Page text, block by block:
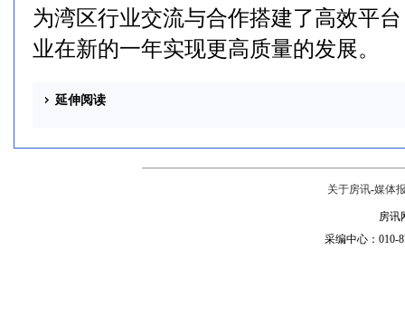
为湾区行业交流与合作搭建了高效平
业在新的一年实现更高质量的发展。
延伸阅读
关于房讯-媒体
房讯
采编中心：010-